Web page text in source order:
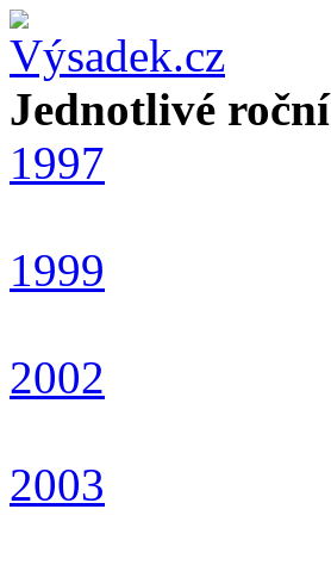
Jednotlivé
1997
1999
2002
2003